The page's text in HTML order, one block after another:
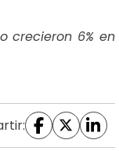
crecieron 6% en